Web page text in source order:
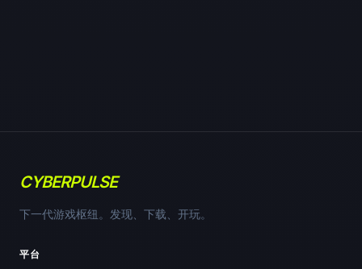
CYBERPULSE
下一代游戏枢纽。发现、下载、开玩。
平台